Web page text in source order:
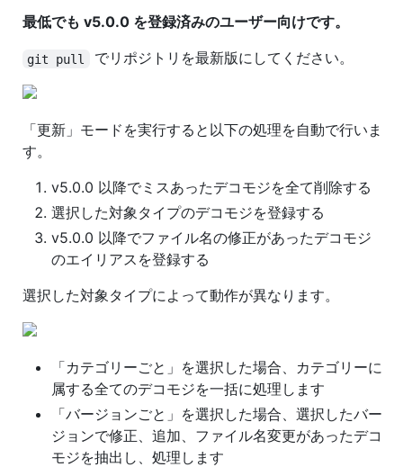
最低でも v5.0.0 を登録済みのユーザー向けです。
git pull でリポジトリを最新版にしてください。
「更新」モードを実行すると以下の処理を自動で行いま
す。
v5.0.0 以降でミスあったデコモジを全て削除する
選択した対象タイプのデコモジを登録する
v5.0.0 以降でファイル名の修正があったデコモジ
のエイリアスを登録する
選択した対象タイプによって動作が異なります。
「カテゴリーごと」を選択した場合、カテゴリーに
属する全てのデコモジを一括に処理します
「バージョンごと」を選択した場合、選択したバー
ジョンで修正、追加、ファイル名変更があったデコ
モジを抽出し、処理します